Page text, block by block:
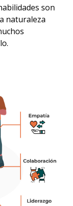
son
naturaleza